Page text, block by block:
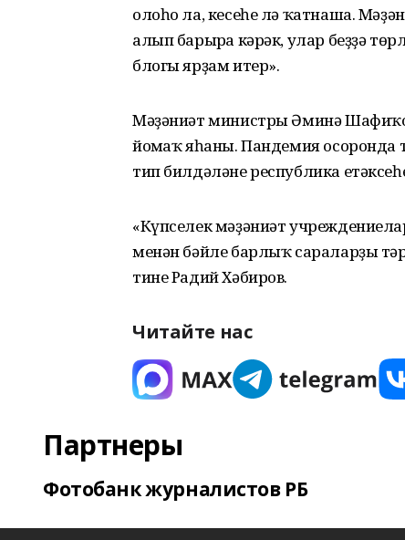
олоһо ла, кесеһе лә ҡатнаша.
алып барырға кәрәк, улар беҙҙә
блогы ярҙам итер».
Мәҙәниәт министры Әминә
йомғаҡ яһаны. Пандемия осоронда
тип билдәләне республика
«Күпселек мәҙәниәт
менән бәйле барлыҡ сараларҙы
тине Радий Хәбиров.
Читайте нас
Партнеры
Фотобанк журналистов РБ